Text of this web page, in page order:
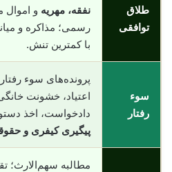
طلاق
توافقی
نفقه، مهریه و اموال
رسمی؛ مذاکره و
با کمترین تنش.
سوء
رفتار
پرونده‌های سوء
اعتیاد، خشونت
دادخواست، اخذ
پیگیری کیفری و
مطالبه سهم‌الارث؛